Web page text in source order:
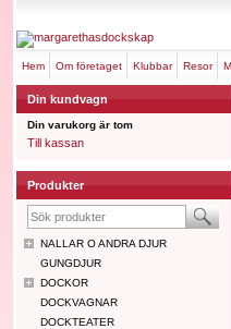
hem om företaget klubbar resor
Din kundvagn
Din varukorg är tom
Till kassan
Produkter
NALLAR O ANDRA DJUR
GUNGDJUR
DOCKOR
DOCKVAGNAR
DOCKTEATER